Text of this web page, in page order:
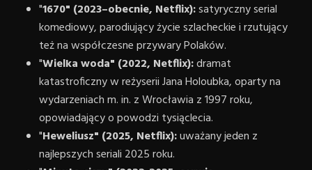
"1670" (2023–obecnie, Netflix):satyryczny serial
komediowy, parodiujący życie szlacheckie i rzutujący
też na współczesne przywary Polaków.
"Wielka woda" (2022, Netflix):dramat
katastroficzny w reżyserii Jana Holoubka, oparty na
wydarzeniach m. in. z Wrocławia z 1997 roku,
opowiadający o powodzi tysiąclecia.
"Heweliusz" (2025, Netflix):uważany jeden z
najlepszych seriali 2025 roku.